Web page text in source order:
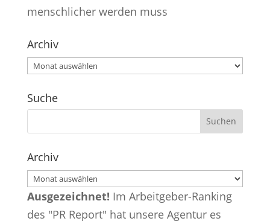
menschlicher werden muss
Archiv
Archiv
Suche
Archiv
Archiv
Ausgezeichnet! Im Arbeitgeber-Ranking
des "PR Report" hat unsere Agentur es